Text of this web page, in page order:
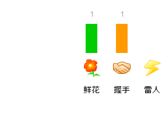
1
鲜花
1
握手 雷人